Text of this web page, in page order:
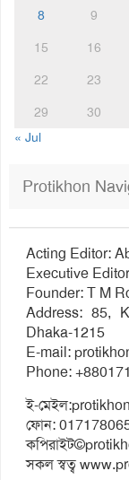
8
9
15
16
22
23
29
30
« Jul
Protikhon
Acting Editor:
Executive
Founder: T M
Address: 85,
Dhaka-1215
E-mail:
Phone:
ই-মেইল:
ফোন:
সকল স্বত্ব